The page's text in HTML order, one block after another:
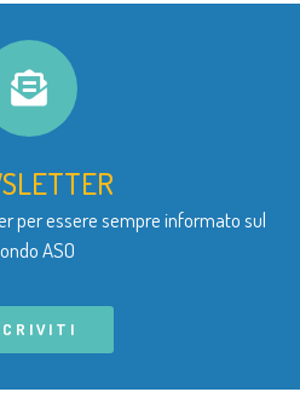
per essere sempre informato sul
ASO